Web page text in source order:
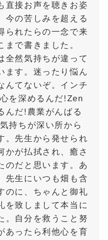
直接お声を聴きお姿
今の苦しみを超える
られたらの一念で来
まで書きました。
全然気持ちが違って
ます。迷ったり悩ん
んてないぞ。インチ
を深めるんだ!Zen
んだ!農業がんばる
持ちが深い所から
。先生から発せられ
かが払拭され、癒さ
のだと思います。あ
先生にいつも畑も含
のに、ちゃんと御礼
を致しまして本当に
。自分を救うこと努
あったら利他心を育